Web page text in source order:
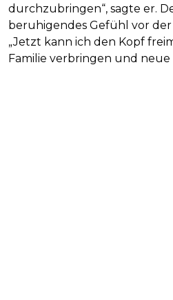
durchzubringen“, sagte er.
beruhigendes Gefühl vor der
„Jetzt kann ich den Kopf
Familie verbringen und neue